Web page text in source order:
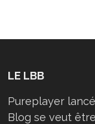
LE LBB
Pureplayer
Blog se veut